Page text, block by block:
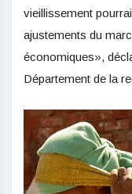
vieillissement
ajustements du
économiques»,
Département de la